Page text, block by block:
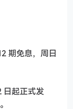
期免息，周日
日起正式发